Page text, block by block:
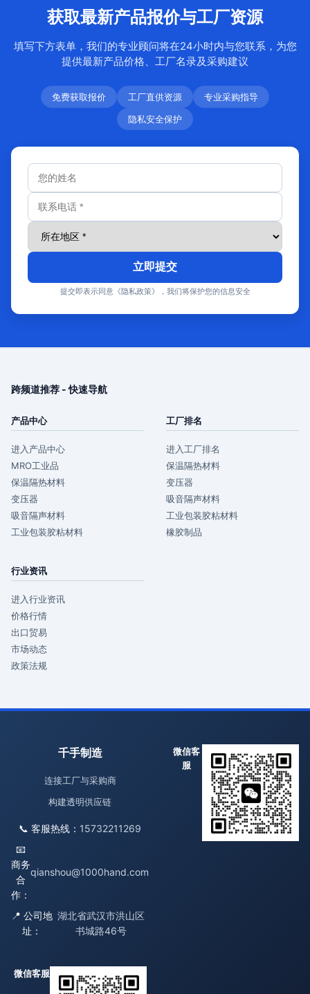
获取最新产品报价与工厂资源
填写下方表单，我们的专业顾问将在24小时内与您联系，为您
提供最新产品价格、工厂名录及采购建议
免费获取报价 工厂直供资源
专业采购指导
隐私安全保护
立即提交
提交即表示同意《隐私政策》，我们将保护您的信息安全
跨频道推荐 - 快速导航
产品中心
进入产品中心
MRO工业品
保温隔热材料
变压器
吸音隔声材料
工业包装胶粘材料
工厂排名
进入工厂排名
保温隔热材料
变压器
吸音隔声材料
工业包装胶粘材料
橡胶制品
行业资讯
进入行业资讯
价格行情
出口贸易
市场动态
政策法规
千手制造
连接工厂与采购商
构建透明供应链
📞 客服热线： 15732211269
📧
商务
合
作：
qianshou@1000hand.com
📍 公司地
址：
湖北省武汉市洪山区
书城路46号
微信客
服
微信客服